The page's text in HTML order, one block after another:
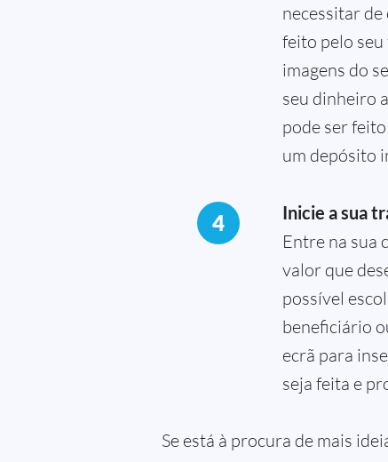
necessitar
feito pelo seu
imagens do
seu dinheiro
pode ser
um depósito
4 Inicie a sua
Entre na sua
valor que
possível
beneficiário
ecrã para
seja feita e
Se está à procura de mais